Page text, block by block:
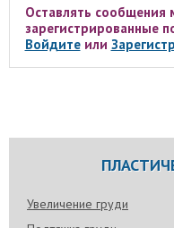
Оставлять сообщения
зарегистрированные
Войдитеили
Увеличение груди